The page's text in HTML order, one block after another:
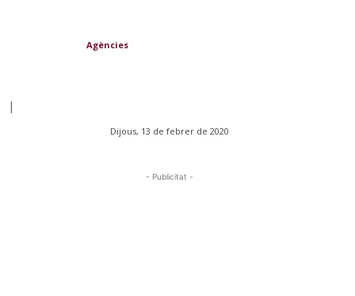
Agències
|
Dijous, 13 de febrer de 2020
- Publicitat -